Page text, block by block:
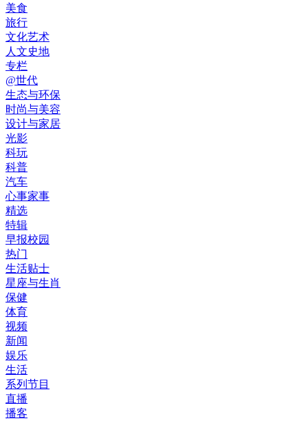
美食
旅行
文化艺术
人文史地
专栏
@世代
生态与环保
时尚与美容
设计与家居
光影
科玩
科普
汽车
心事家事
精选
特辑
早报校园
热门
生活贴士
星座与生肖
保健
体育
视频
新闻
娱乐
生活
系列节目
直播
播客